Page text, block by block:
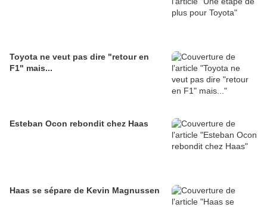
Toyota ne veut pas dire "retour en
F1" mais...
Esteban Ocon rebondit chez Haas
Haas se sépare de Kevin Magnussen